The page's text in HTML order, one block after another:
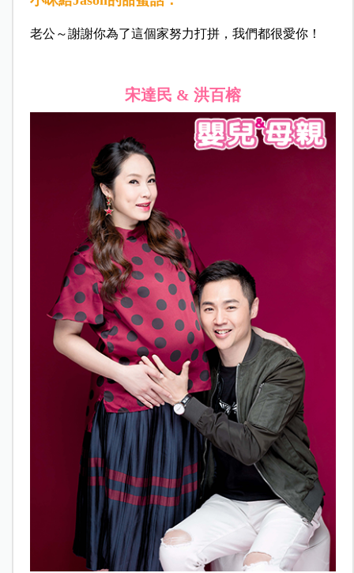
老公～謝謝你為了這個家努力打拼，我們都很愛你！
宋達民 & 洪百榕